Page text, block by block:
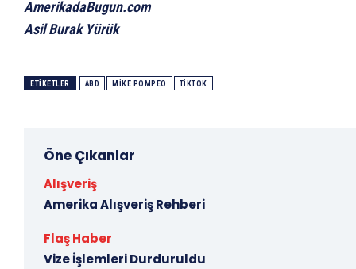
AmerikadaBugun.com
Asil Burak Yürük
ETIKETLER ABD MIKE POMPEO TIKTOK
Öne Çıkanlar
Alışveriş
Amerika Alışveriş Rehberi
Flaş Haber
Vize İşlemleri Durduruldu